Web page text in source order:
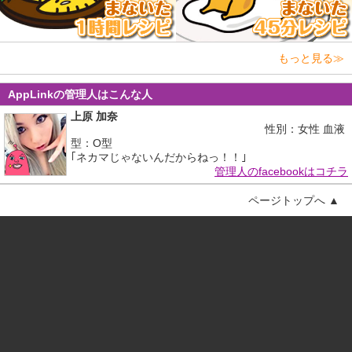
もっと見る≫
AppLinkの管理人はこんな人
上原 加奈
性別：女性 血液
型：O型
｢ネカマじゃないんだからねっ！！｣
管理人のfacebookはコチラ
ページトップへ ▲